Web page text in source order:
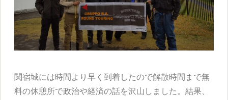
関宿城には時間より早く到着したので解散時間まで無
料の休憩所で政治や経済の話を沢山しました。結果、